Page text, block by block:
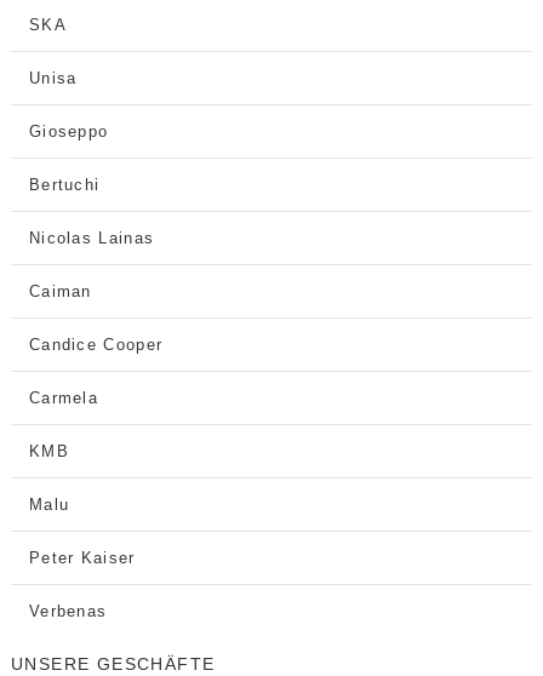
SKA
Unisa
Gioseppo
Bertuchi
Nicolas Lainas
Caiman
Candice Cooper
Carmela
KMB
Malu
Peter Kaiser
Verbenas
UNSERE GESCHÄFTE